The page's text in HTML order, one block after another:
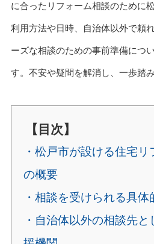
に合ったリフォーム相談のために
利用方法や日時、自治体以外で頼
ーズな相談のための事前準備につ
す。不安や疑問を解消し、一歩踏
【目次】
・松戸市が設ける住宅
の概要
・相談を受けられる具
・自治体以外の相談先